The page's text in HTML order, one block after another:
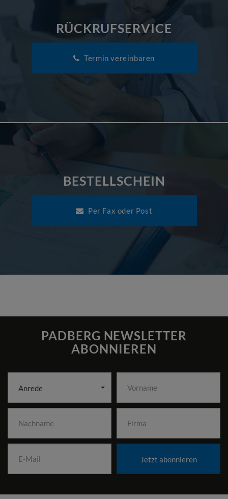
RÜCKRUFSERVICE
Termin vereinbaren
BESTELLSCHEIN
Per Fax oder Post
PADBERG NEWSLETTER
ABONNIEREN
Anrede
Jetzt abonnieren